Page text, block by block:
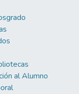
al Alumno